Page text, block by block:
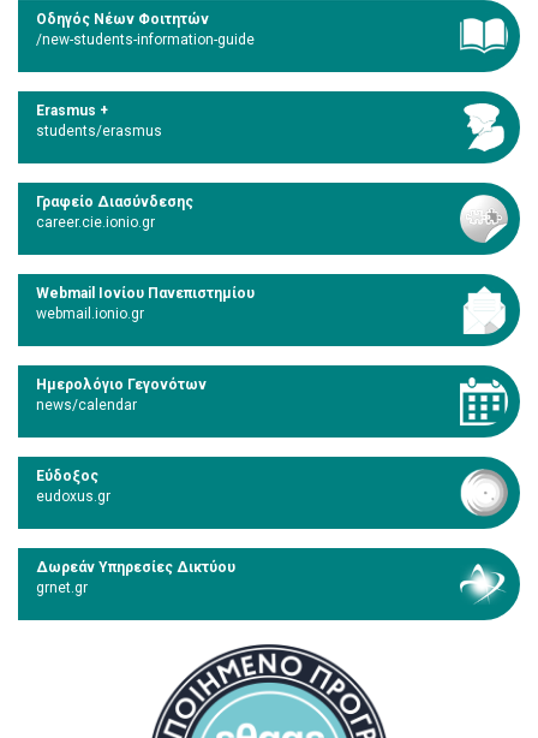
Οδηγός Νέων Φοιτητών
/new-students-information-guide
Erasmus +
students/erasmus
Γραφείο Διασύνδεσης
career.cie.ionio.gr
Webmail Ιονίου Πανεπιστημίου
webmail.ionio.gr
Ημερολόγιο Γεγονότων
news/calendar
Εύδοξος
eudoxus.gr
Δωρεάν Υπηρεσίες Δικτύου
grnet.gr